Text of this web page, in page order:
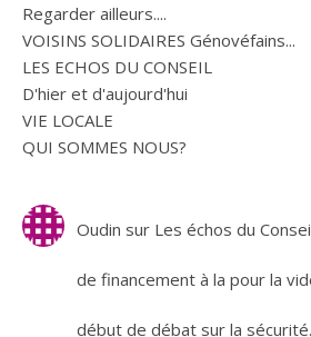
Regarder ailleurs....
VOISINS SOLIDAIRES Génovéfains...
LES ECHOS DU CONSEIL
D'hier et d'aujourd'hui
VIE LOCALE
QUI SOMMES NOUS?
Oudin sur Les échos du
de financement à la pour la
début de débat sur la